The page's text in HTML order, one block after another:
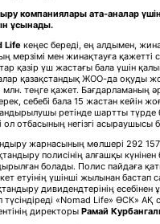
компаниялары ата-аналар
ұсынады.
Life кеңес береді, ең алдымен,
мерзімі мен жинақтауға қажетті
қазір үш жастағы бала үшін
қазақстандық ЖОО-да оқуды
теңге қажет. Бағдарламаның
себебі бала 15 жастан кейін
ретінде шартты түрде
ол отбасының негізгі асыраушысы
жарнасының мөлшері 292 157
полисінің алғашқы
болады. Полис пайдаға
етуінің үшінші жылынан бастап
дивидендтерінің есебінен
түсіндіреді «Nomad Life» ӨСК» АҚ
директоры Рамай